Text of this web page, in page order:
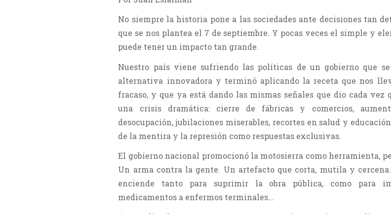
No siempre la historia pone a las sociedades ante decisiones tan
que se nos plantea el 7 de septiembre. Y pocas veces el simple y
puede tener un impacto tan grande.
Nuestro país viene sufriendo las políticas de un gobierno que
alternativa innovadora y terminó aplicando la receta que nos
fracaso, y que ya está dando las mismas señales que dio cada vez
una crisis dramática: cierre de fábricas y comercios,
desocupación, jubilaciones miserables, recortes en salud y
de la mentira y la represión como respuestas exclusivas.
El gobierno nacional promocionó la motosierra como herramienta,
Un arma contra la gente. Un artefacto que corta, mutila y
enciende tanto para suprimir la obra pública, como para
medicamentos a enfermos terminales…